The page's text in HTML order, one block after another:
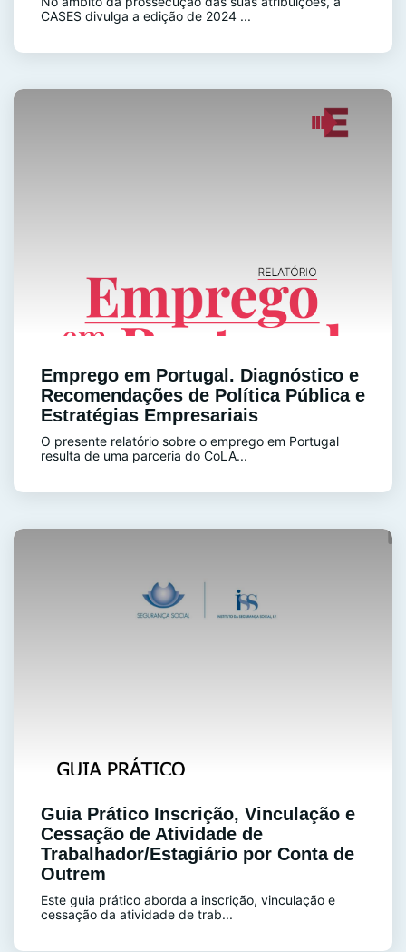
CASES divulga a edição de 2024 ...
Emprego em Portugal. Diagnóstico e
Recomendações de Política Pública e
Estratégias Empresariais
O presente relatório sobre o emprego em Portugal
resulta de uma parceria do CoLA...
Guia Prático Inscrição, Vinculação e
Cessação de Atividade de
Trabalhador/Estagiário por Conta de
Outrem
Este guia prático aborda a inscrição, vinculação e
cessação da atividade de trab...